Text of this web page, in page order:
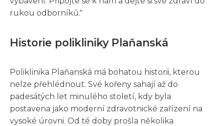
rukou odborníků."
Historie polikliniky Plaňanská
Poliklinika Plaňanská má bohatou historii, kterou
nelze přehlédnout. Své kořeny sahají až do
padesátých let minulého století, kdy byla
postavena jako moderní zdravotnické zařízení na
vysoké úrovni. Od té doby prošla několika